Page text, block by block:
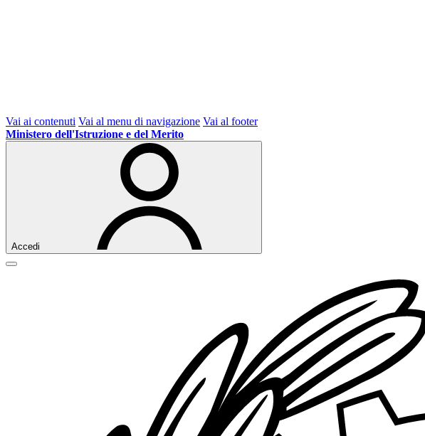
Vai ai contenuti Vai al menu di navigazione Vai al footer
Ministero dell'Istruzione e del Merito
Accedi